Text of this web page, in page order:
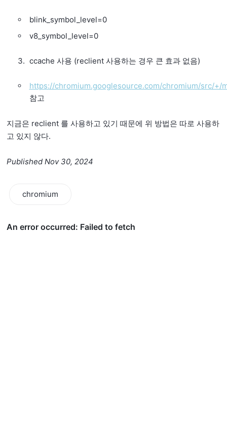
blink_symbol_level=0
v8_symbol_level=0
ccache 사용 (reclient 사용하는 경우 큰 효과 없음)
https://chromium.googlesource.com/chromium/src/
참고
지금은 reclient 를 사용하고 있기 때문에 위 방법은 따로 사용하
고 있지 않다.
Published Nov 30, 2024
chromium